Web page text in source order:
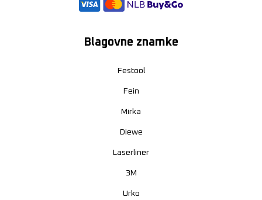
Blagovne znamke
Festool
Fein
Mirka
Diewe
Laserliner
3M
Urko